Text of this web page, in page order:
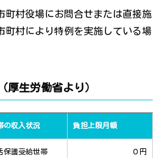
町村役場にお問合せまたは直接施
村により特例を実施している場
厚生労働省より）
の収入状況 負担上限月額
保護受給世帯 ０円